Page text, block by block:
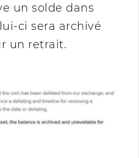
un solde dans
ci sera archivé
un retrait.